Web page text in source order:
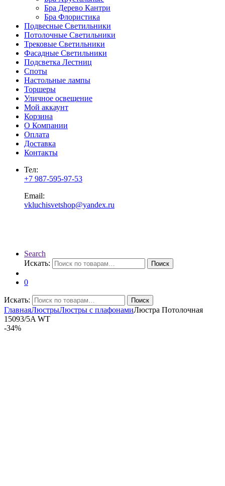
Бра Дерево Кантри
Бра Флористика
Подвесные Светильники
Потолочные Светильники
Трековые Светильники
Фасадные Светильники
Подсветка Лестниц
Споты
Настольные лампы
Торшеры
Уличное освещение
Мой аккаунт
Корзина
О Компании
Оплата
Доставка
Контакты
Тел:
+7 987-595-97-53
Email:
vkluchisvetshop@yandex.ru
Search
Искать:
Поиск
0
Искать: Поиск
ГлавнаяЛюстрыЛюстры с плафонамиЛюстра Потолочная
15093/5A WT
-34%